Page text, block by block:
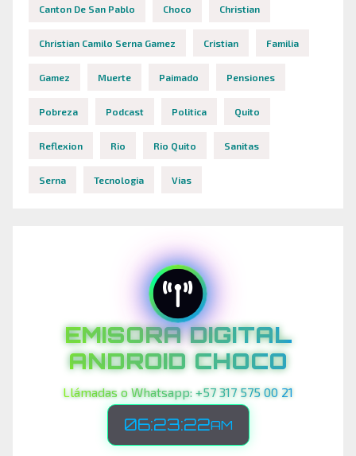
Canton De San Pablo Choco Christian
Christian Camilo Serna Gamez Cristian Familia
Gamez Muerte Paimado Pensiones
Pobreza Podcast Politica Quito
Reflexion Rio Rio Quito Sanitas
Serna Tecnologia Vias
EMISORA DIGITAL
ANDROID CHOCO
Llámadas o Whatsapp: +57 317 575 00 21
06:23:24AM